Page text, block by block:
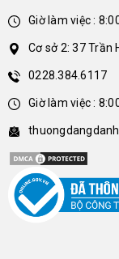
Giờ làm việc :
Cơ sở 2: 37 Trần
0228.384.6117
Giờ làm việc :